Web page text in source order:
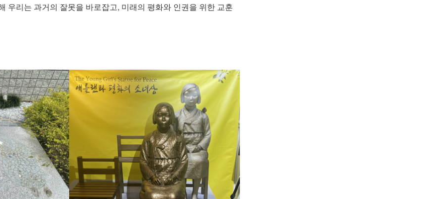
우리는 과거의 잘못을 바로잡고, 미래의 평화와 인권을 위한 교훈